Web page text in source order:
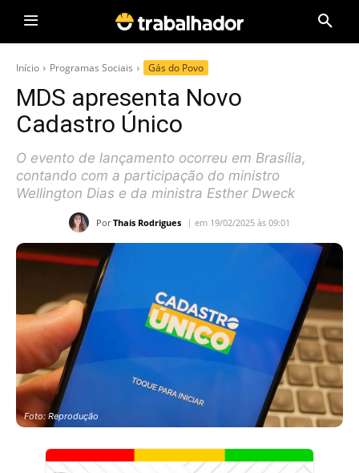
Início Programas Sociais Gás do Povo
MDS apresenta Novo
Cadastro Único
O evento de lançamento ocorreu em Brasília,
contando com a participação do ministro
Wellington Dias e da ministra Esther Dweck
Por Thais Rodrigues em 19/02/2025 às 09:01
Foto: Reprodução